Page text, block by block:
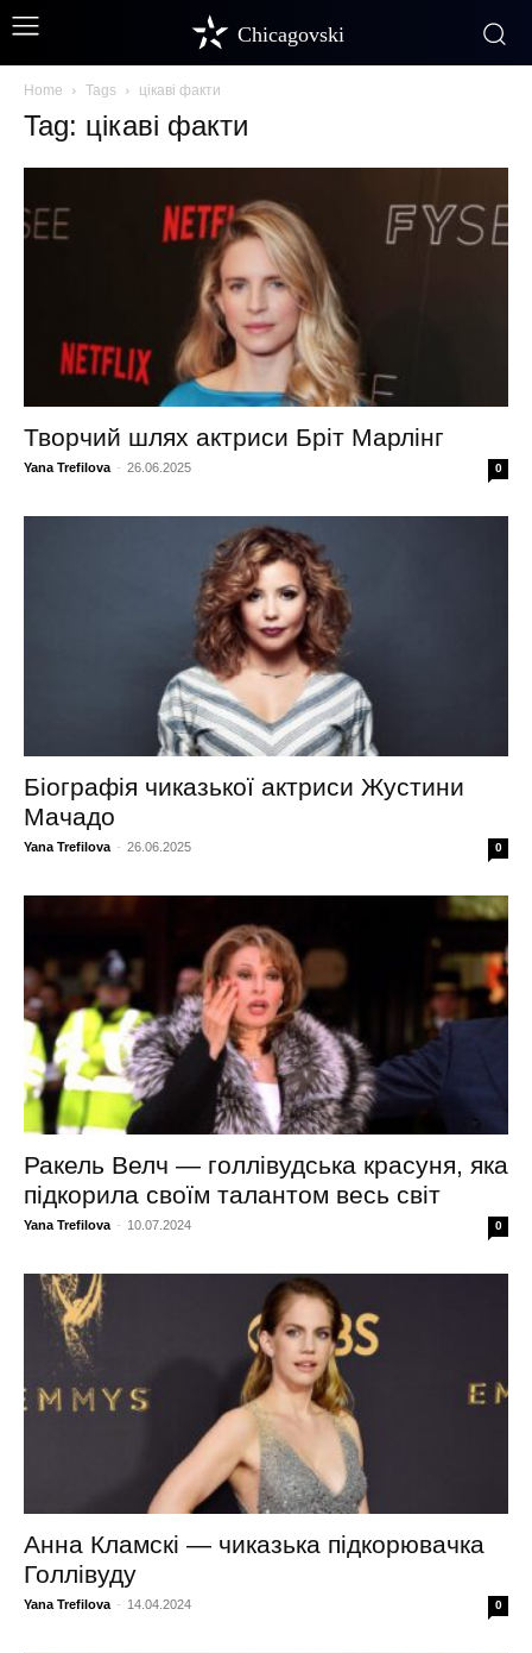
Chicagovski
Home Tags цікаві факти
Tag: цікаві факти
Творчий шлях актриси Бріт Марлінг
Yana Trefilova - 26.06.2025 0
Біографія чиказької актриси Жустини
Мачадо
Yana Trefilova - 26.06.2025 0
Ракель Велч — голлівудська красуня, яка
підкорила своїм талантом весь світ
Yana Trefilova - 10.07.2024 0
Анна Кламскі — чиказька підкорювачка
Голлівуду
Yana Trefilova - 14.04.2024 0